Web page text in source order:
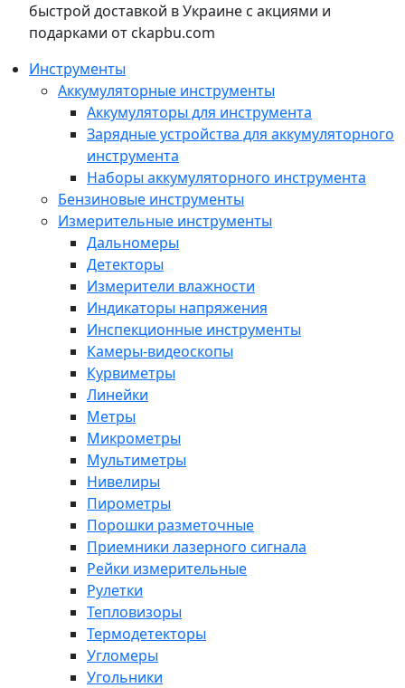
быстрой доставкой в Украине с акциями и
подарками от ckapbu.com
Инструменты
Аккумуляторные инструменты
Аккумуляторы для инструмента
Зарядные устройства для аккумуляторного
инструмента
Наборы аккумуляторного инструмента
Бензиновые инструменты
Измерительные инструменты
Дальномеры
Детекторы
Измерители влажности
Индикаторы напряжения
Инспекционные инструменты
Камеры-видеоскопы
Курвиметры
Линейки
Метры
Микрометры
Мультиметры
Нивелиры
Пирометры
Порошки разметочные
Приемники лазерного сигнала
Рейки измерительные
Рулетки
Тепловизоры
Термодетекторы
Угломеры
Угольники